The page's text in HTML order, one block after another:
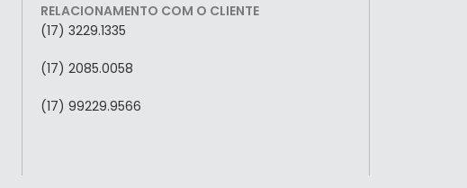
RELACIONAMENTO COM O CLIENTE
(17) 3229.1335
(17) 2085.0058
(17) 99229.9566